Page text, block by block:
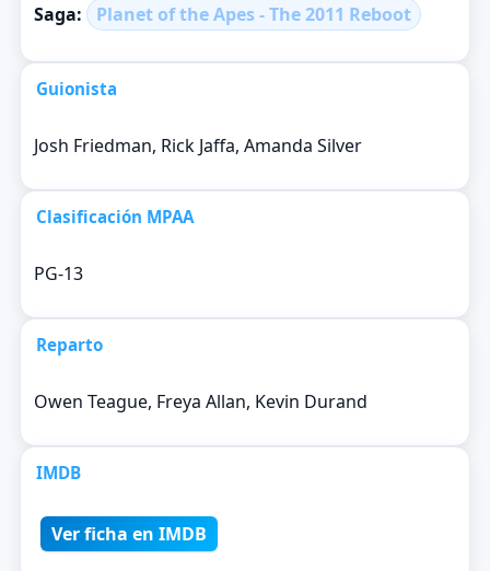
Saga: Planet of the Apes - The 2011 Reboot
Guionista
Josh Friedman, Rick Jaffa, Amanda Silver
Clasificación MPAA
PG-13
Reparto
Owen Teague, Freya Allan, Kevin Durand
IMDB
Ver ficha en IMDB